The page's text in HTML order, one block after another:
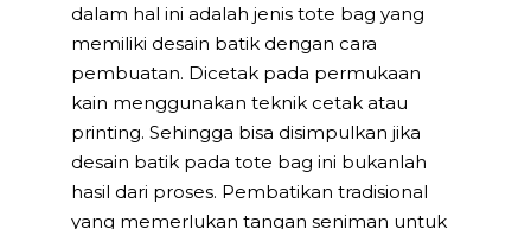
dalam hal ini adalah jenis tote bag yang
memiliki desain batik dengan cara
pembuatan. Dicetak pada permukaan
kain menggunakan teknik cetak atau
printing. Sehingga bisa disimpulkan jika
desain batik pada tote bag ini bukanlah
hasil dari proses. Pembatikan tradisional
yang memerlukan tangan seniman untuk